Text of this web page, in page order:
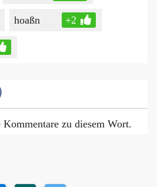
hoaßn +2
zu diesem Wort.